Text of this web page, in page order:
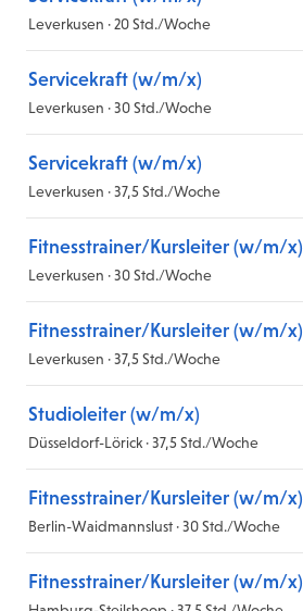
Leverkusen · 20 Std./Woche
Servicekraft (w/m/x)
Leverkusen · 30 Std./Woche
Servicekraft (w/m/x)
Leverkusen · 37,5 Std./Woche
Fitnesstrainer/Kursleiter (w/m/x)
Leverkusen · 30 Std./Woche
Fitnesstrainer/Kursleiter (w/m/x)
Leverkusen · 37,5 Std./Woche
Studioleiter (w/m/x)
Düsseldorf-Lörick · 37,5 Std./Woche
Fitnesstrainer/Kursleiter (w/m/x)
Berlin-Waidmannslust · 30 Std./Woche
Fitnesstrainer/Kursleiter (w/m/x)